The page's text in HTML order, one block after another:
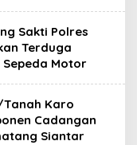
Sakti Polres
Terduga
Sepeda Motor
Karo
Cadangan
Siantar